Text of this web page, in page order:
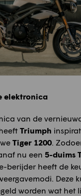
elektronica
van de
Triumph
Tiger 1200.
nu een 5-duims
berijder heeft de
Deze
worden wat het